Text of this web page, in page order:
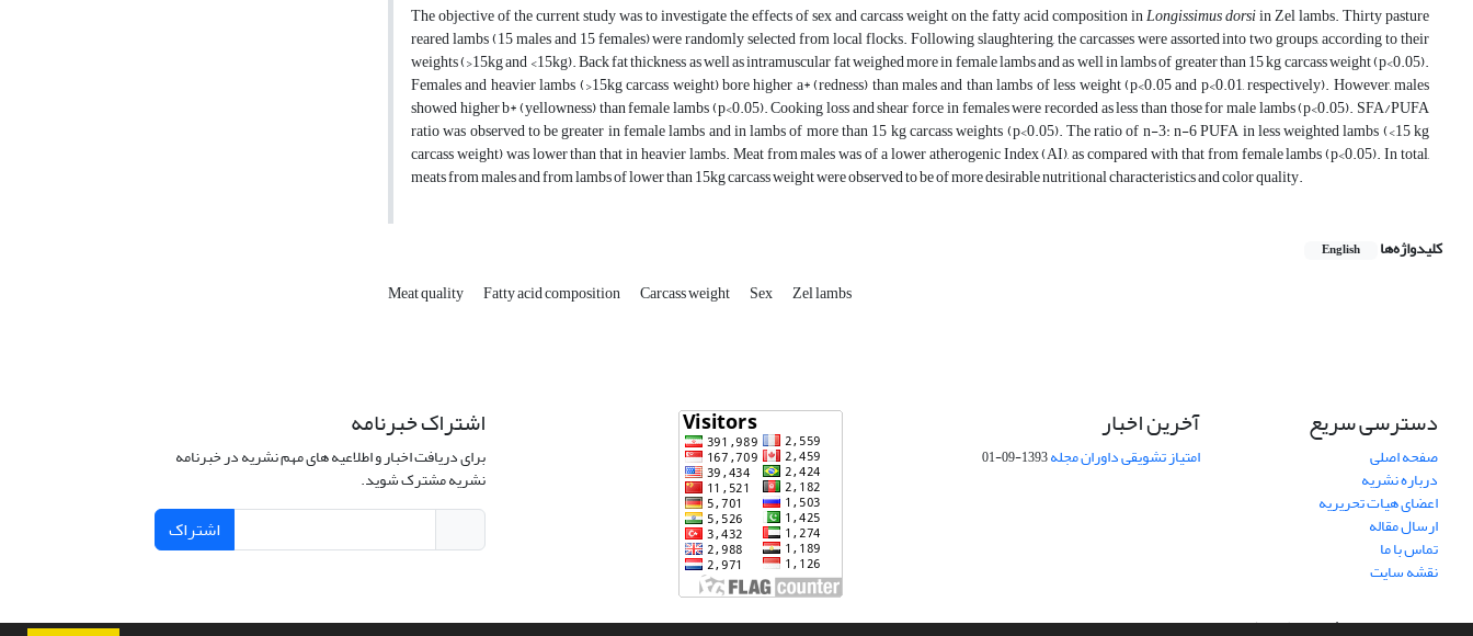
The objective of the current study was to investigate the effects of sex and carcass weight on the fatty acid composition inLongissimus dorsiin Zel lambs. Thirty pasture
reared lambs (15 males and 15 females) were randomly selected from local flocks. Following slaughtering, the carcasses were assorted into two groups, according to their
weights (>15kg and <15kg). Back fat thickness as well as intramuscular fat weighed more in female lambs and as well in lambs of greater than 15 kg carcass weight (p<0.05).
Females and heavier lambs (>15kg carcass weight) bore higher a* (redness) than males and than lambs of less weight (p<0.05 and p<0.01, respectively). However, males
showed higher b* (yellowness) than female lambs (p<0.05). Cooking loss and shear force in females were recorded as less than those for male lambs (p<0.05). SFA/PUFA
ratio was observed to be greater in female lambs and in lambs of more than 15 kg carcass weights (p<0.05). The ratio of n-3: n-6 PUFA in less weighted lambs (<15 kg
carcass weight) was lower than that in heavier lambs. Meat from males was of a lower atherogenic Index (AI), as compared with that from female lambs (p<0.05). In total,
meats from males and from lambs of lower than 15kg carcass weight were observed to be of more desirable nutritional characteristics and color quality.
کلیدواژه‌ها English
Meat quality Fatty acid composition Carcass weight Sex Zel lambs
دسترسی سریع
صفحه اصلی
درباره نشریه
اعضای هیات تحریریه
ارسال مقاله
تماس با ما
نقشه سایت
آخرین اخبار
امتیاز تشویقی داوران مجله1393-09-01
اشتراک خبرنامه
برای دریافت اخبار و اطلاعیه های مهم نشریه در خبرنامه
نشریه مشترک شوید.
اشتراک
سامانه مدیریت نشریات علمی.طراحی و پیاده سازی ازسیناوب